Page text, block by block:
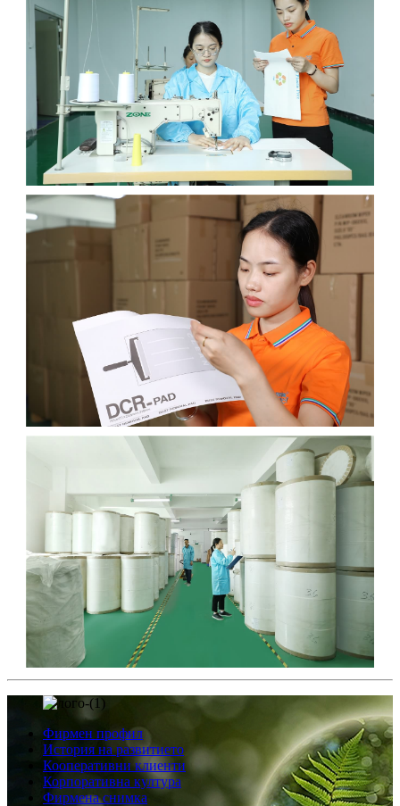
Фирмен профил
История на развитието
Кооперативни клиенти
Корпоративна култура
Фирмена снимка